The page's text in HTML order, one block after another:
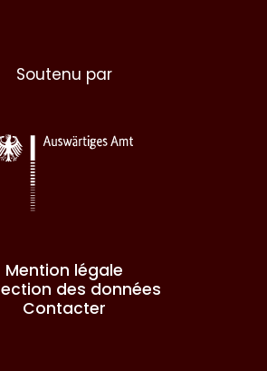
Soutenu par
Mention légale
des données
Contacter